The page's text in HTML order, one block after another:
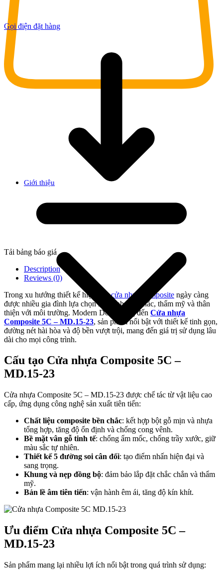
Giới thiệu
Gọi điện đặt hàng
Tải bảng báo giá
Description
Reviews (0)
Trong xu hướng thiết kế hiện đại,cửa nhựa composite ngày càng
được nhiều gia đình lựa chọn nhờ tính bền chắc, thẩm mỹ và thân
thiện với môi trường. Modern Door mang đến Cửa nhựa
Composite 5C – MD.15-23, sản phẩm nổi bật với thiết kế tinh gọn,
đường nét hài hòa và độ bền vượt trội, mang đến giá trị sử dụng lâu
dài cho mọi công trình.
Cấu tạo Cửa nhựa Composite 5C –
MD.15-23
Cửa nhựa Composite 5C – MD.15-23 được chế tác từ vật liệu cao
cấp, ứng dụng công nghệ sản xuất tiên tiến:
Chất liệu composite bền chắc: kết hợp bột gỗ mịn và nhựa
tổng hợp, tăng độ ổn định và chống cong vênh.
Bề mặt vân gỗ tinh tế: chống ẩm mốc, chống trầy xước, giữ
màu sắc tự nhiên.
Thiết kế 5 đường soi cân đối: tạo điểm nhấn hiện đại và
sang trọng.
Khung và nẹp đồng bộ: đảm bảo lắp đặt chắc chắn và thẩm
mỹ.
Bản lề âm tiên tiến: vận hành êm ái, tăng độ kín khít.
Ưu điểm Cửa nhựa Composite 5C –
MD.15-23
Sản phẩm mang lại nhiều lợi ích nổi bật trong quá trình sử dụng: